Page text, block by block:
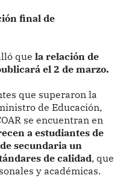
final de
que la relación de
el 2 de marzo.
que superaron la
de Educación,
se encuentran en
a estudiantes de
secundaria un
de calidad, que
y académicas.